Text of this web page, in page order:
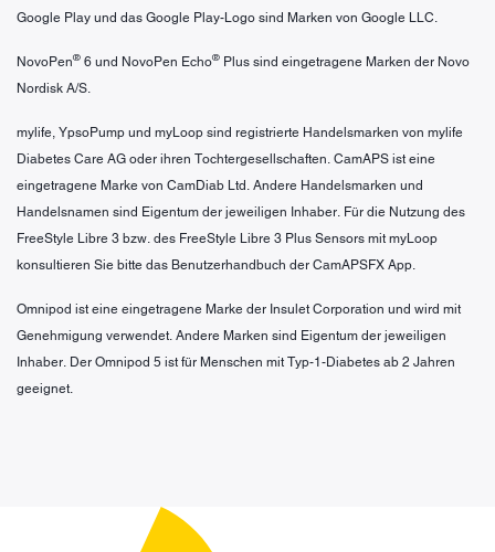
Google Play und das Google Play-Logo sind Marken von Google LLC.
NovoPen® 6 und NovoPen Echo® Plus sind eingetragene Marken der Novo
Nordisk A/S.
mylife, YpsoPump und myLoop sind registrierte Handelsmarken von mylife
Diabetes Care AG oder ihren Tochtergesellschaften. CamAPS ist eine
eingetragene Marke von CamDiab Ltd. Andere Handelsmarken und
Handelsnamen sind Eigentum der jeweiligen Inhaber. Für die Nutzung des
FreeStyle Libre 3 bzw. des FreeStyle Libre 3 Plus Sensors mit myLoop
konsultieren Sie bitte das Benutzerhandbuch der CamAPSFX App.
Omnipod ist eine eingetragene Marke der Insulet Corporation und wird mit
Genehmigung verwendet. Andere Marken sind Eigentum der jeweiligen
Inhaber. Der Omnipod 5 ist für Menschen mit Typ-1-Diabetes ab 2 Jahren
geeignet.